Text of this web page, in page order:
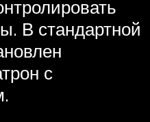
В стандартной
с